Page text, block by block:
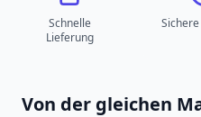
Schnelle
Lieferung
Von der gleichen